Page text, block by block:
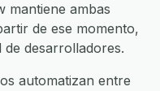
mantiene ambas
de ese momento,
de desarrolladores.
automatizan entre